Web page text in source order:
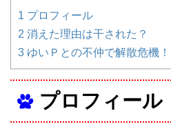
1 プロフィール
2 消えた理由は干された？
3 ゆいＰとの不仲で解散危機！
プロフィール